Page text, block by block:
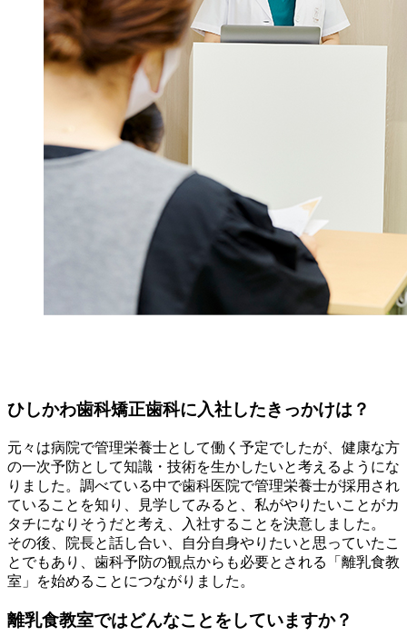
ひしかわ歯科矯正歯科に入社したきっかけは？
元々は病院で管理栄養士として働く予定でしたが、健康な方
の一次予防として知識・技術を生かしたいと考えるようにな
りました。調べている中で歯科医院で管理栄養士が採用され
ていることを知り、見学してみると、私がやりたいことがカ
タチになりそうだと考え、入社することを決意しました。
その後、院長と話し合い、自分自身やりたいと思っていたこ
とでもあり、歯科予防の観点からも必要とされる「離乳食教
室」を始めることにつながりました。
離乳食教室ではどんなことをしていますか？